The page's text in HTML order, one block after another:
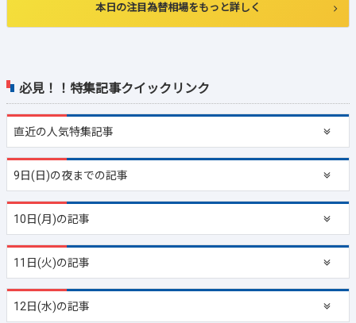
必見！！特集記事クイックリンク
直近の人気特集記事
9日(日)の夜までの記事
10日(月)の記事
11日(火)の記事
12日(水)の記事
本日の注目為替相場をもっと詳しく